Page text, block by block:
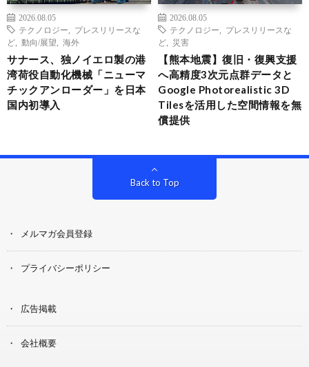
2026.08.05
テクノロジー
プレスリリースな
ど
動向/展望 海外
サナース、独ノイエロ製の港
湾荷役自動化機械「ニューマ
チックアンローダー」を日本
国内初導入
2026.08.05
テクノロジー
プレスリリースな
ど
災害
【熊本地震】復旧・復興支援
へ高精度3次元点群データと
Google Photorealistic 3D
Tilesを活用した空間情報を無
償提供
Back to Top
メルマガ会員登録
プライバシーポリシー
広告掲載
会社概要